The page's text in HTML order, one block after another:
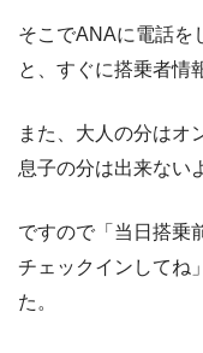
そこでANAに電話を
と、すぐに搭乗者情
また、大人の分はオ
息子の分は出来ない
ですので「当日搭乗
チェックインしてね
た。